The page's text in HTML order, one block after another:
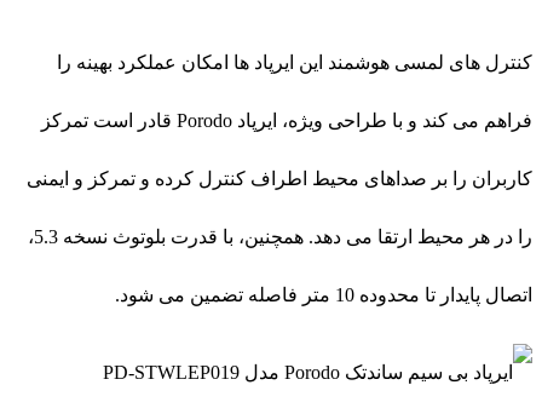
کنترل های لمسی هوشمند این ایرپاد ها امکان عملکرد بهینه را
فراهم می کند و با طراحی ویژه، ایرپاد Porodo قادر است تمرکز
کاربران را بر صداهای محیط اطراف کنترل کرده و تمرکز و ایمنی
را در هر محیط ارتقا می دهد. همچنین، با قدرت بلوتوث نسخه 5.3،
اتصال پایدار تا محدوده 10 متر فاصله تضمین می شود.